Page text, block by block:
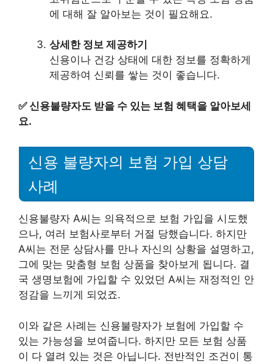
에 대해 잘 알아보는 것이 필요해요.
상세한 정보 제공하기
신용이나 건강 상태에 대한 정보를 정확하게
제공하여 신뢰를 쌓는 것이 좋습니다.
✅신용불량자도 받을 수 있는 보험 혜택을 알아보세
요.
신용 불량자의 보험 가입 상담
사례
신용불량자 A씨는 의욕적으로 보험 가입을 시도했
으나, 여러 보험사로부터 거절 당했습니다. 하지만
A씨는 전문 상담사를 만나 자신의 상황을 설명하고,
그에 맞는 맞춤형 보험 상품을 찾아보게 됩니다. 결
국 생명보험에 가입할 수 있었던 A씨는 재정적인 안
정감을 느끼게 되었죠.
이와 같은 사례는 신용불량자가 보험에 가입할 수
있는 가능성을 보여줍니다. 하지만 모든 보험 상품
이 다 열려 있는 것은 아닙니다. 전반적인 조건이 통